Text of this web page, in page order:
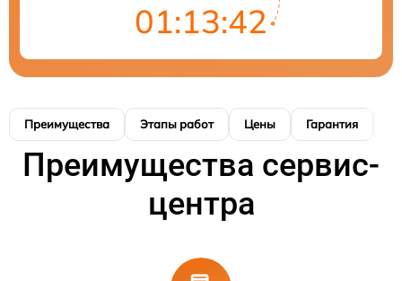
01:13:40
Преимущества Этапы работ Цены Гарантия
Преимущества сервис-
центра